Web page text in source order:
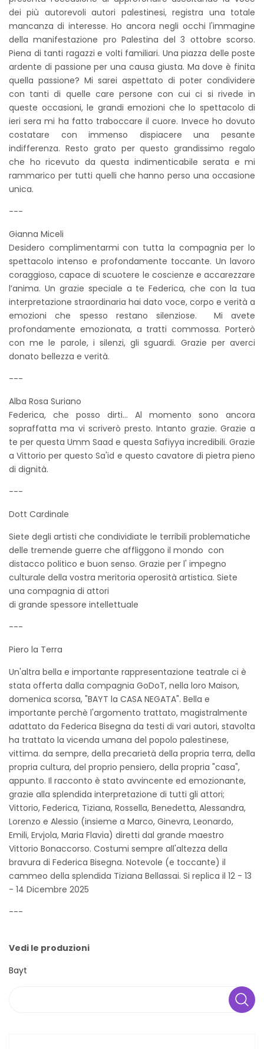
dei più autorevoli autori palestinesi, registra una totale
mancanza di interesse. Ho ancora negli occhi l'immagine
della manifestazione pro Palestina del 3 ottobre scorso.
Piena di tanti ragazzi e volti familiari. Una piazza delle poste
ardente di passione per una causa giusta. Ma dove è finita
quella passione? Mi sarei aspettato di poter condividere
con tanti di quelle care persone con cui ci si rivede in
queste occasioni, le grandi emozioni che lo spettacolo di
ieri sera mi ha fatto traboccare il cuore. Invece ho dovuto
costatare con immenso dispiacere una pesante
indifferenza. Resto grato per questo grandissimo regalo
che ho ricevuto da questa indimenticabile serata e mi
rammarico per tutti quelli che hanno perso una occasione
unica.
---
Gianna Miceli
Desidero complimentarmi con tutta la compagnia per lo
spettacolo intenso e profondamente toccante. Un lavoro
coraggioso, capace di scuotere le coscienze e accarezzare
l’anima. Un grazie speciale a te Federica, che con la tua
interpretazione straordinaria hai dato voce, corpo e verità a
emozioni che spesso restano silenziose. Mi avete
profondamente emozionata, a tratti commossa. Porterò
con me le parole, i silenzi, gli sguardi. Grazie per averci
donato bellezza e verità.
---
Alba Rosa Suriano
Federica, che posso dirti... Al momento sono ancora
sopraffatta ma vi scriverò presto. Intanto grazie. Grazie a
te per questa Umm Saad e questa Safiyya incredibili. Grazie
a Vittorio per questo Sa'id e questo cavatore di pietra pieno
di dignità.
---
Dott Cardinale
Siete degli artisti che condividiate le terribili problematiche
delle tremende guerre che affliggono il mondo con
distacco politico e buon senso. Grazie per l' impegno
culturale della vostra meritoria operosità artistica. Siete
una compagnia di attori
di grande spessore intellettuale
---
Piero la Terra
Un'altra bella e importante rappresentazione teatrale ci è
stata offerta dalla compagnia GoDoT, nella loro Maison,
domenica scorsa, "BAYT la CASA NEGATA". Bella e
importante perchè l'argomento trattato, magistralmente
adattato da Federica Bisegna da testi di vari autori, stavolta
ha trattato la vicenda umana del popolo palestinese,
vittima. da sempre, della precarietà della propria terra, della
propria cultura, del proprio pensiero, della propria "casa",
appunto. Il racconto è stato avvincente ed emozionante,
grazie alla splendida interpretazione di tutti gli attori;
Vittorio, Federica, Tiziana, Rossella, Benedetta, Alessandra,
Lorenzo e Alessio (insieme a Marco, Ginevra, Leonardo,
Emili, Ervjola, Maria Flavia) diretti dal grande maestro
Vittorio Bonaccorso. Costumi sempre all'altezza della
bravura di Federica Bisegna. Notevole (e toccante) il
cammeo della splendida Tiziana Bellassai. Si replica il 12 - 13
- 14 Dicembre 2025
---
Vedi le produzioni
Bayt